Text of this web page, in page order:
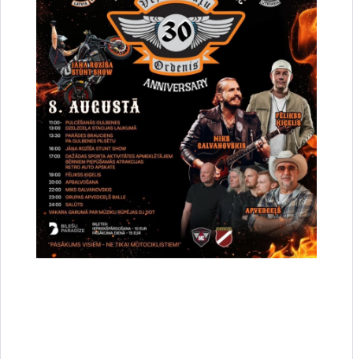
Vai šī informācija bija noderīga?